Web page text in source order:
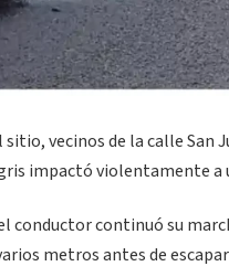
vecinos de la calle San
impactó violentamente a
conductor continuó su
metros antes de escapar